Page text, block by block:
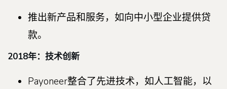
推出新产品和服务，如向中小型企业提供贷
款。
2018年：技术创新
Payoneer整合了先进技术，如人工智能，以